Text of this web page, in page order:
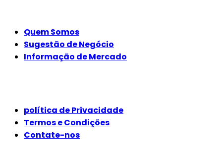
Quem Somos
Sugestão de Negócio
Informação de Mercado
política de Privacidade
Termos e Condições
Contate-nos